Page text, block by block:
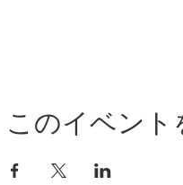
このイベント